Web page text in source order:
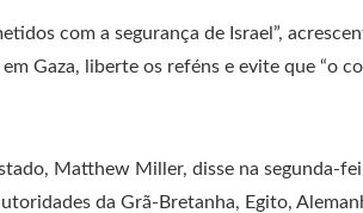
com a segurança de Israel”,
Gaza, liberte os reféns e evite que “o
Matthew Miller, disse na segunda-
da Grã-Bretanha, Egito,